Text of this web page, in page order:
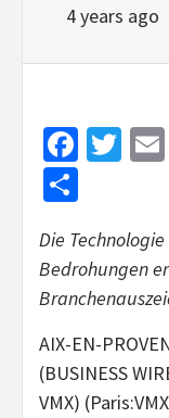
4 years ago
Die
Bedrohungen
AIX-EN-
(BUSINESS
VMX)